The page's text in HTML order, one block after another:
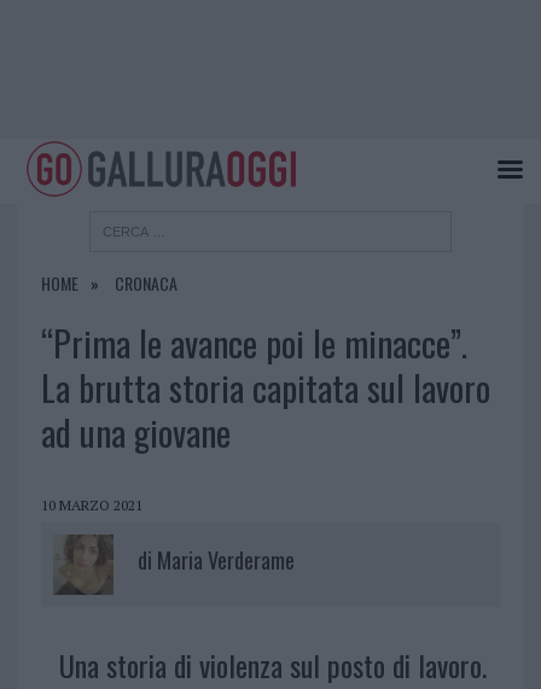
HOME CRONACA
“Prima le avance poi le minacce”.
La brutta storia capitata sul lavoro
ad una giovane
10 MARZO 2021
di Maria Verderame
Una storia di violenza sul posto di lavoro.